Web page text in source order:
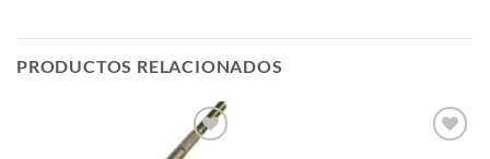
PRODUCTOS RELACIONADOS
Añadir